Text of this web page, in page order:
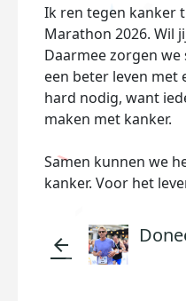
Ik ren tegen kanker
Marathon 2026. Wil
Daarmee zorgen we
een beter leven met
hard nodig, want
maken met kanker.
Samen kunnen we
kanker. Voor het
arrow_back